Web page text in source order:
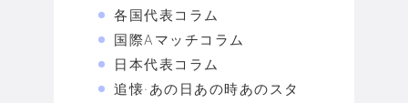
各国代表コラム
国際Aマッチコラム
日本代表コラム
追懐·あの日あの時あのスタ